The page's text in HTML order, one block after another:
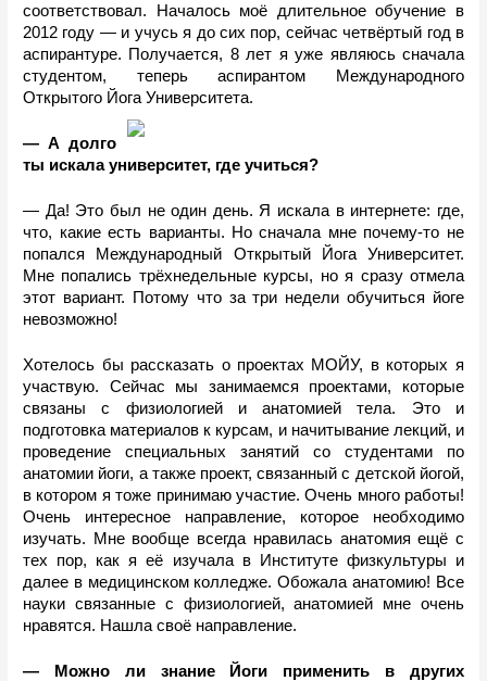
соответствовал. Началось моë длительное обучение в
2012 году — и учусь я до сих пор, сейчас четвëртый год в
аспирантуре. Получается, 8 лет я уже являюсь сначала
студентом, теперь аспирантом Международного
Открытого Йога Университета.
— А долго
ты искала университет, где учиться?
— Да! Это был не один день. Я искала в интернете: где,
что, какие есть варианты. Но сначала мне почему-то не
попался Международный Открытый Йога Университет.
Мне попались трëхнедельные курсы, но я сразу отмела
этот вариант. Потому что за три недели обучиться йоге
невозможно!
Хотелось бы рассказать о проектах МОЙУ, в которых я
участвую. Сейчас мы занимаемся проектами, которые
связаны с физиологией и анатомией тела. Это и
подготовка материалов к курсам, и начитывание лекций, и
проведение специальных занятий со студентами по
анатомии йоги, а также проект, связанный с детской йогой,
в котором я тоже принимаю участие. Очень много работы!
Очень интересное направление, которое необходимо
изучать. Мне вообще всегда нравилась анатомия ещë с
тех пор, как я еë изучала в Институте физкультуры и
далее в медицинском колледже. Обожала анатомию! Все
науки связанные с физиологией, анатомией мне очень
нравятся. Нашла своë направление.
— Можно ли знание Йоги применить в других